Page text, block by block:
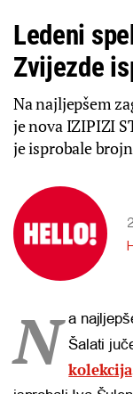
Ledeni
Zvijezde
Na najljepšem
je nova IZIPIZI
je isprobale
N a
Šalati
kolekcija